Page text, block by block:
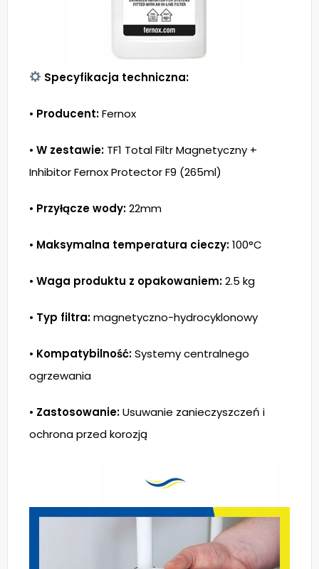
Specyfikacja techniczna:
• Producent:Fernox
• W zestawie: TF1 Total Filtr Magnetyczny +
Inhibitor Fernox Protector F9 (265ml)
• Przyłącze wody:22mm
• Maksymalna temperatura cieczy:100°C
• Waga produktu z opakowaniem:2.5 kg
• Typ filtra:magnetyczno-hydrocyklonowy
• Kompatybilność:Systemy centralnego
ogrzewania
• Zastosowanie:Usuwanie zanieczyszczeń i
ochrona przed korozją